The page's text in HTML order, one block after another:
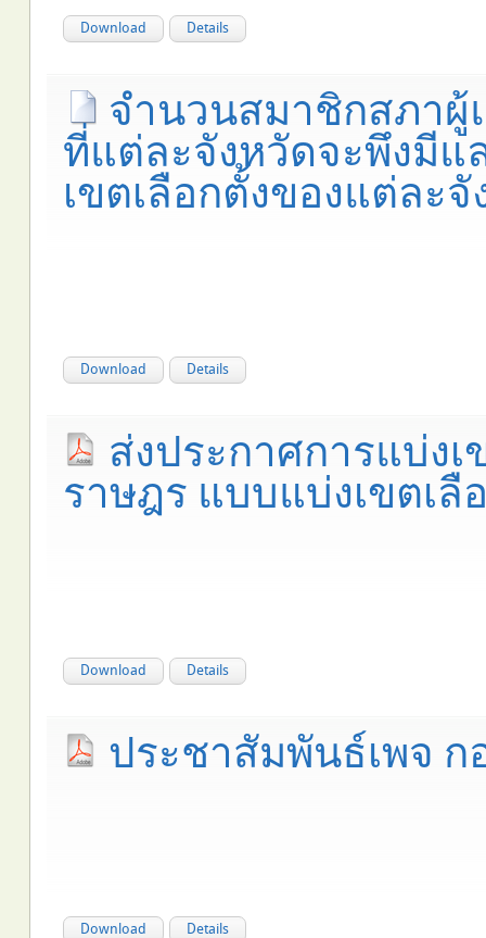
Download Details
จำนวนสมาชิกสภาผู้
ที่แต่ละจังหวัดจะพึงมีแ
เขตเลือกตั้งของแต่ละ
Download Details
ส่งประกาศการแบ่ง
ราษฎร แบบแบ่งเขตเ
Download Details
ประชาสัมพันธ์เพจ ก
Download Details